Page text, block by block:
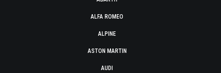
ALFA ROMEO
ALPINE
ASTON MARTIN
AUDI